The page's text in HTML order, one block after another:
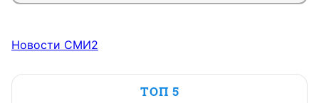
Новости СМИ2
ТОП 5